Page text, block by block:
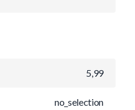
5,99
no_selection